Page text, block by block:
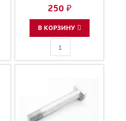
250 ₽
В КОРЗИНУ